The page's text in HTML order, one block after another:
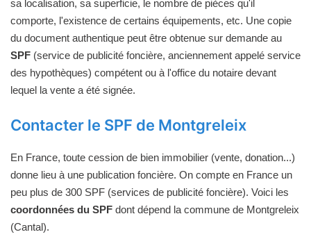
sa localisation, sa superficie, le nombre de pièces qu'il
comporte, l'existence de certains équipements, etc. Une copie
du document authentique peut être obtenue sur demande au
SPF (service de publicité foncière, anciennement appelé service
des hypothèques) compétent ou à l'office du notaire devant
lequel la vente a été signée.
Contacter le SPF de Montgreleix
En France, toute cession de bien immobilier (vente, donation...)
donne lieu à une publication foncière. On compte en France un
peu plus de 300 SPF (services de publicité foncière). Voici les
coordonnées du SPF dont dépend la commune de Montgreleix
(Cantal).